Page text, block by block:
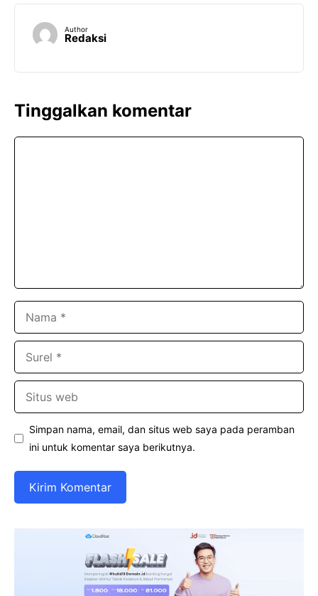
Author
Redaksi
Tinggalkan komentar
Simpan nama, email, dan situs web saya pada peramban
ini untuk komentar saya berikutnya.